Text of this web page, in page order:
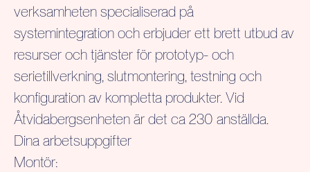
verksamheten specialiserad på
systemintegration och erbjuder ett brett utbud av
resurser och tjänster för prototyp- och
serietillverkning, slutmontering, testning och
konfiguration av kompletta produkter. Vid
Åtvidabergsenheten är det ca 230 anställda.
Dina arbetsuppgifter
Montör: